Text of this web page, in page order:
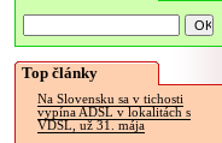
Top články
Na Slovensku sa v tichosti
vypína ADSL v lokalitách s
VDSL, už 31. mája